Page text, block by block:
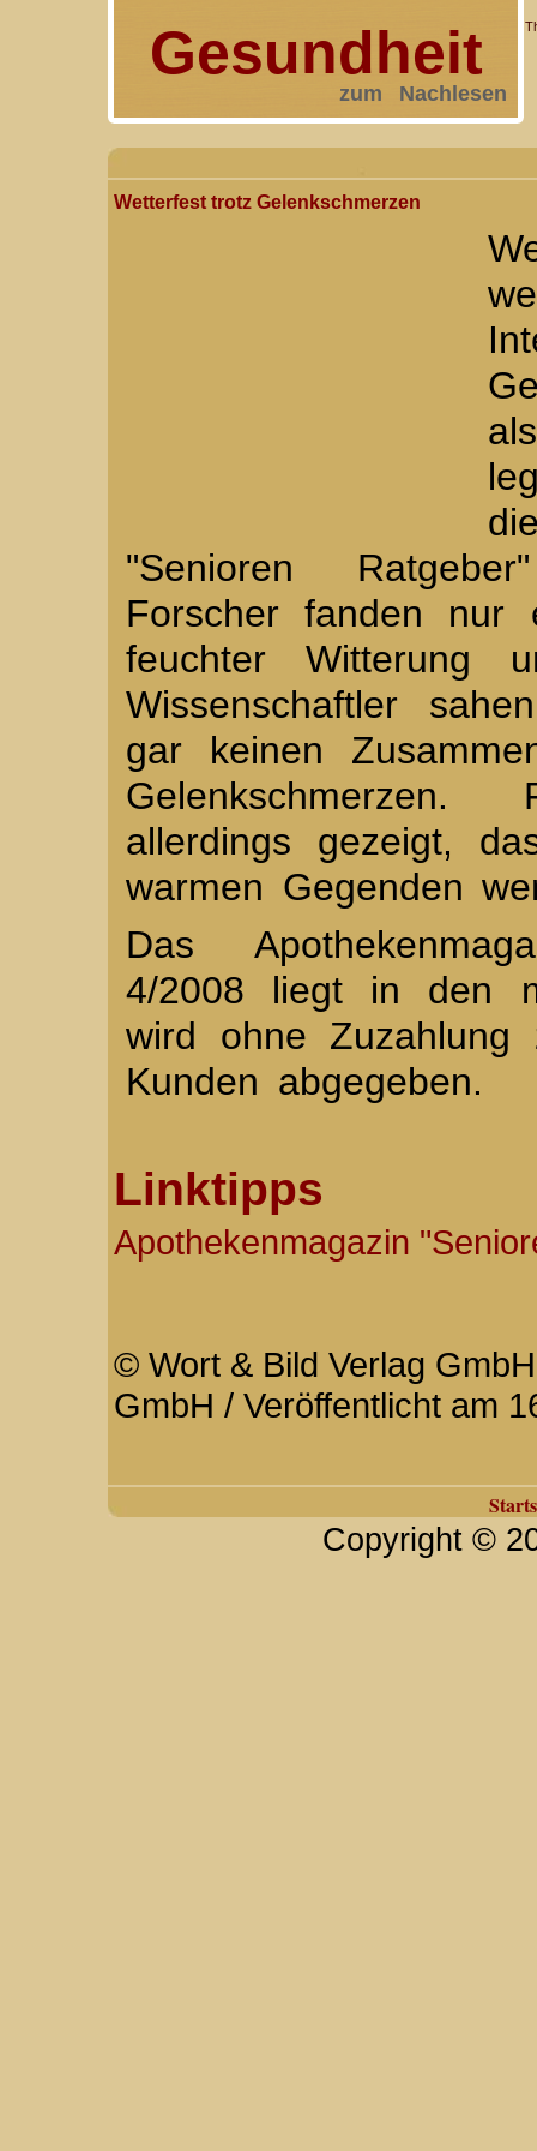
Gesundheit
zum Nachlesen
Wetterfest trotz Gelenkschmerzen
"Senioren
Forscher fanden nur
feuchter Witterung
Wissenschaftler
gar keinen
allerdings gezeigt,
warmen Gegenden
Das
4/2008 liegt in den
wird ohne Zuzahlung
Kunden abgegeben.
Linktipps
Apothekenmagazin
© Wort & Bild Verlag
GmbH / Veröffentlicht am
Copyright ©